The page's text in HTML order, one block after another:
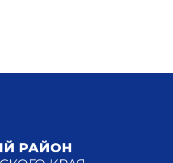
РАЙОН